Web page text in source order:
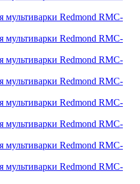
мультиварки Redmond RMC-
мультиварки Redmond RMC-
мультиварки Redmond RMC-
мультиварки Redmond RMC-
мультиварки Redmond RMC-
мультиварки Redmond RMC-
мультиварки Redmond RMC-
мультиварки Redmond RMC-